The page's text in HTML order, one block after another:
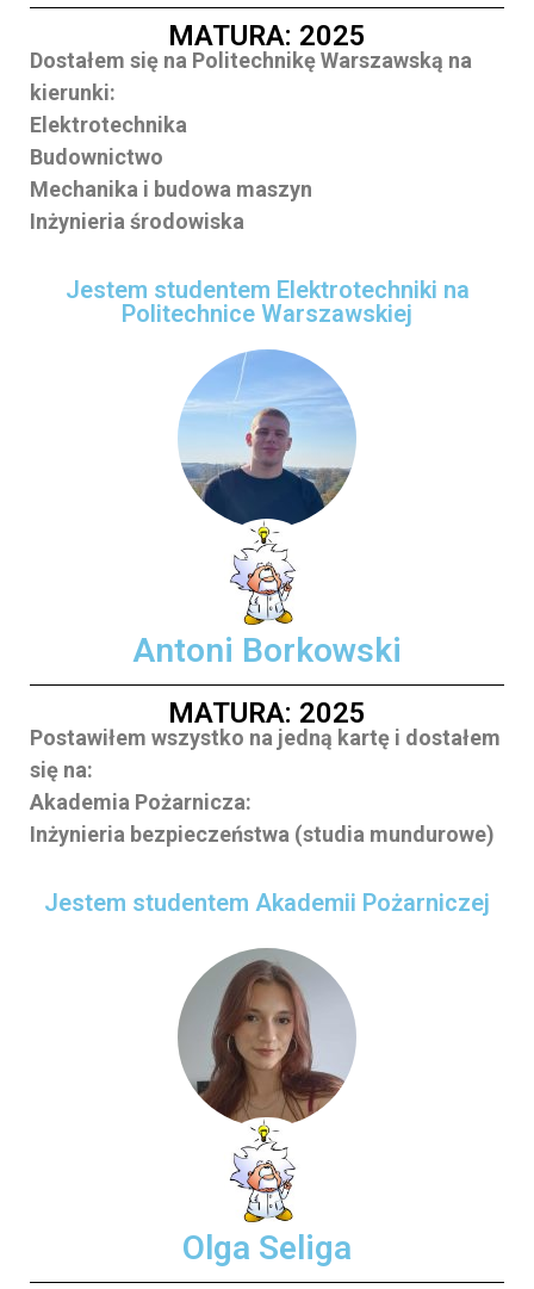
MATURA: 2025
Dostałem się na Politechnikę Warszawską na
kierunki:
Elektrotechnika
Budownictwo
Mechanika i budowa maszyn
Inżynieria środowiska
Jestem studentem Elektrotechniki na
Politechnice Warszawskiej
Antoni Borkowski
MATURA: 2025
Postawiłem wszystko na jedną kartę i dostałem
się na:
Akademia Pożarnicza:
Inżynieria bezpieczeństwa (studia mundurowe)
Jestem studentem Akademii Pożarniczej
Olga Seliga